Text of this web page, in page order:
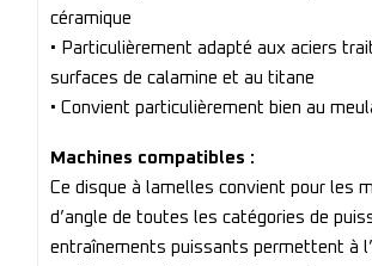
céramique
• Particulièrement adapté aux aciers
surfaces de calamine et au titane
• Convient particulièrement bien au
Machines compatibles :
Ce disque à lamelles convient pour les
d’angle de toutes les catégories de
entraînements puissants permettent à